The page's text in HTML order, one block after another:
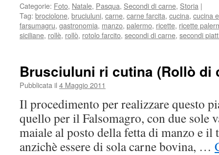
Categorie: Foto, Natale, Pasqua, Secondi di carne, Storia |
Tag: brociolone, bruciuluni, carne, carne farcita, cucina, cucina
farsumagru, gastronomia, manzo, palermo, ricette, ricette
siciliane, rollè, rollò, rotolo farcito, secondi di carne, secondi
Brusciuluni ri cutina (Rollò di
Pubblicata il 4 Maggio 2011
Il procedimento per realizzare questo
quello per il Falsomagro, con due sole
maiale al posto della fetta di manzo e
anzichè essere di sola carne bovina, …